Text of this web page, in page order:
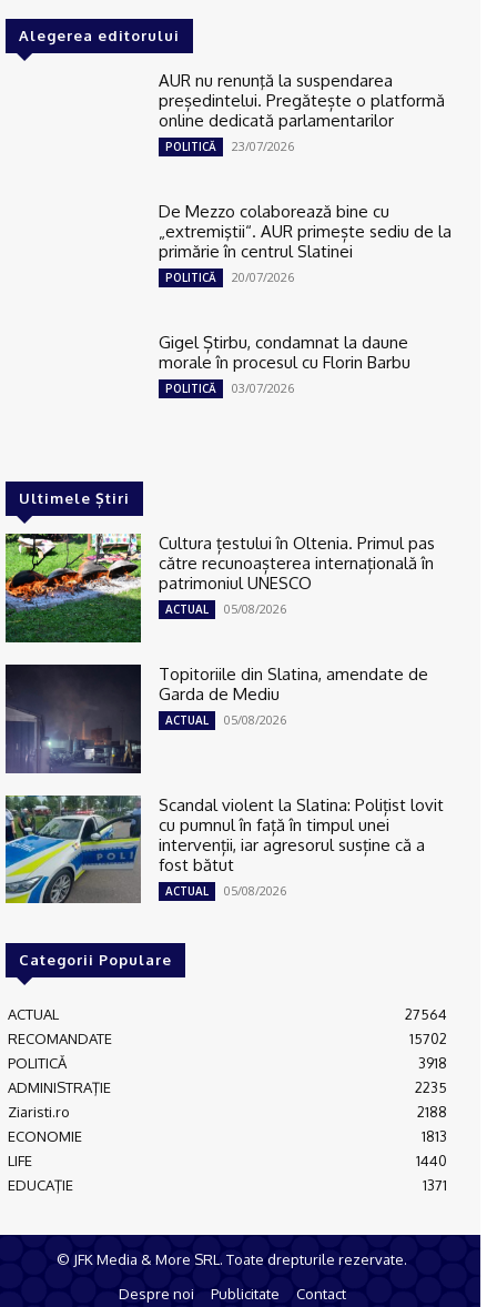
Alegerea editorului
AUR nu renunţă la suspendarea
președintelui. Pregătește o platformă
online dedicată parlamentarilor
POLITICĂ 23/07/2026
De Mezzo colaborează bine cu
„extremiştii“. AUR primește sediu de la
primărie în centrul Slatinei
POLITICĂ 20/07/2026
Gigel Știrbu, condamnat la daune
morale în procesul cu Florin Barbu
POLITICĂ 03/07/2026
Ultimele Știri
Cultura țestului în Oltenia. Primul pas
către recunoașterea internațională în
patrimoniul UNESCO
ACTUAL 05/08/2026
Topitoriile din Slatina, amendate de
Garda de Mediu
ACTUAL 05/08/2026
Scandal violent la Slatina: Polițist lovit
cu pumnul în față în timpul unei
intervenții, iar agresorul susține că a
fost bătut
ACTUAL 05/08/2026
Categorii Populare
ACTUAL
27564
RECOMANDATE
15702
POLITICĂ
3918
ADMINISTRAŢIE
2235
Ziaristi.ro
2188
ECONOMIE
1813
LIFE
1440
EDUCAŢIE
1371
© JFK Media & More SRL. Toate drepturile rezervate.
Despre noi
Publicitate Contact